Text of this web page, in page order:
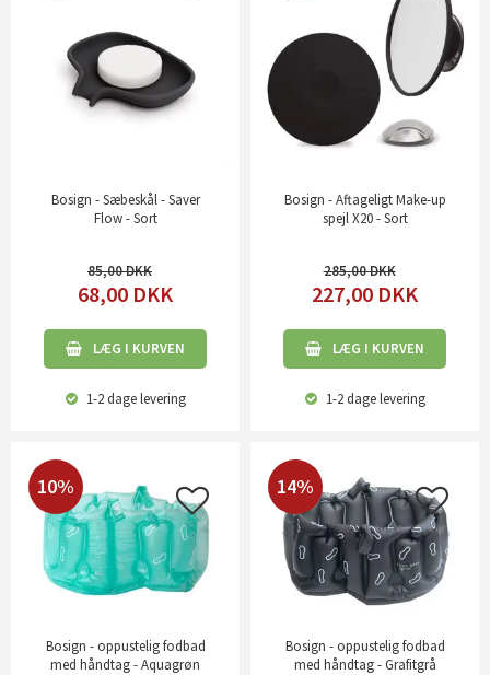
Bosign - Sæbeskål - Saver
Flow - Sort
85,00
68,00 DKK
LÆG I KURVEN
1-2 dagelevering
Bosign - Aftageligt Make-up
spejl X20 - Sort
285,00
227,00 DKK
LÆG I KURVEN
1-2 dagelevering
10%
Bosign - oppustelig fodbad
med håndtag - Aquagrøn
14%
Bosign - oppustelig fodbad
med håndtag - Grafitgrå